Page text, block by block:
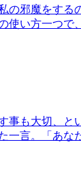
の邪魔をす
使い方一つ
事も大切、
一言。「あ